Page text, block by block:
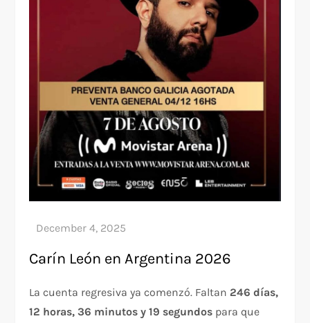
Carín León en Argentina 2026
La cuenta regresiva ya comenzó. Faltan 246 días,
12 horas, 36 minutos y 19 segundos para que